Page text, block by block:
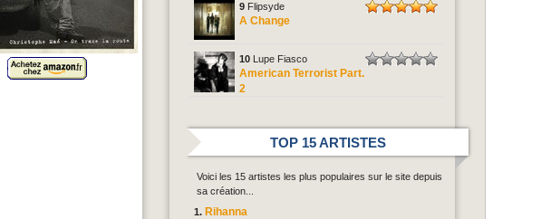
9 Flipsyde
A Change
10 Lupe Fiasco
American Terrorist Part.
2
TOP 15 ARTISTES
Voici les 15 artistes les plus populaires sur le site depuis
sa création...
Rihanna